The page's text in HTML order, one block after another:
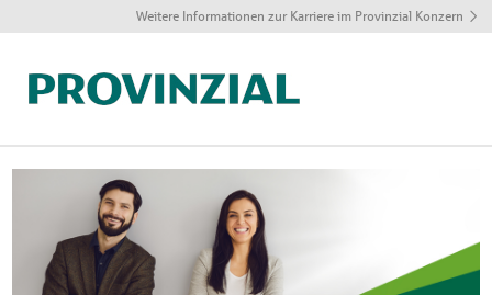
Weitere Informationen zur Karriere im Provinzial Konzern